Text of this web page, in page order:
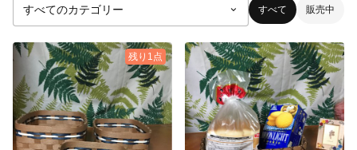
すべて 販売中
残り1点